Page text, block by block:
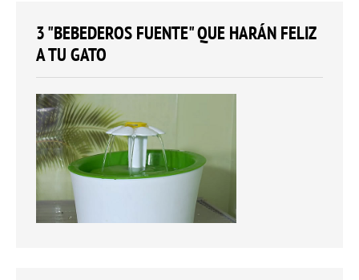
3 "BEBEDEROS FUENTE" QUE HARÁN FELIZ
A TU GATO